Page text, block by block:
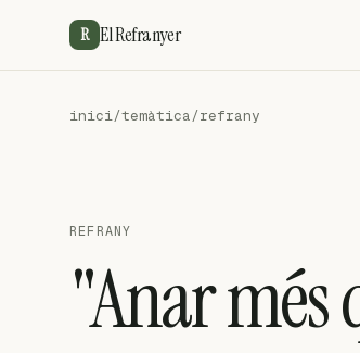
R El Refranyer
inici/temàtica/refrany
REFRANY
"Anar